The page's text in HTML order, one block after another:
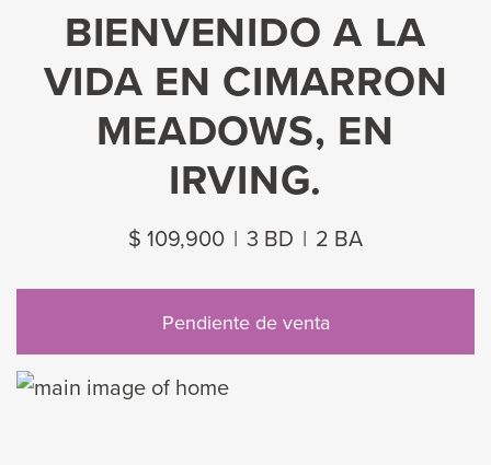
BIENVENIDO A LA
VIDA EN CIMARRON
MEADOWS, EN
IRVING.
$ 109,900 | 3 BD | 2 BA
Pendiente de venta